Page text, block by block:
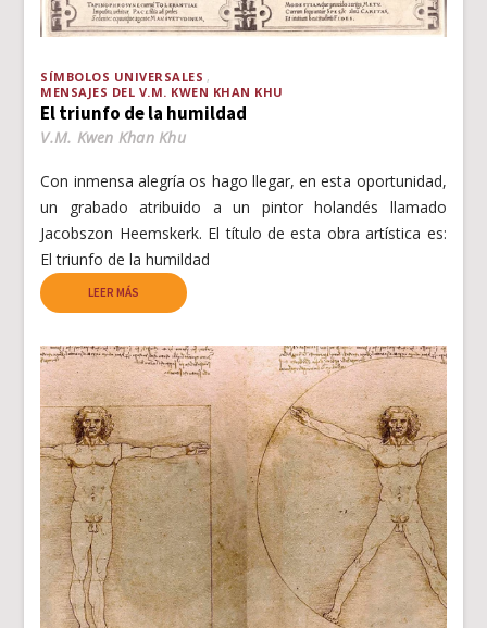
SÍMBOLOS UNIVERSALES
MENSAJES DEL V.M. KWEN KHAN KHU
El triunfo de la humildad
V.M. Kwen Khan Khu
Con inmensa alegría os hago llegar, en esta oportunidad,
un grabado atribuido a un pintor holandés llamado
Jacobszon Heemskerk. El título de esta obra artística es:
El triunfo de la humildad
LEER MÁS